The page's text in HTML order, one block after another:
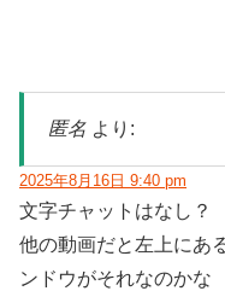
匿名 より:
2025年8月16日 9:40 pm
文字チャットはなし？
他の動画だと左上にあ
ンドウがそれなのかな